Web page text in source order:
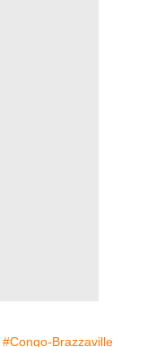
#Congo-Brazzaville